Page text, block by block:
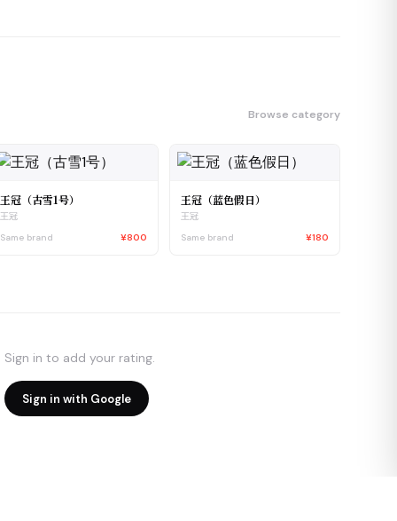
Browse category
王冠（古雪1号）
王冠
Same brand
¥800
王冠（蓝色假日）
王冠
Same brand
¥180
Sign in to add your rating.
Sign in with Google